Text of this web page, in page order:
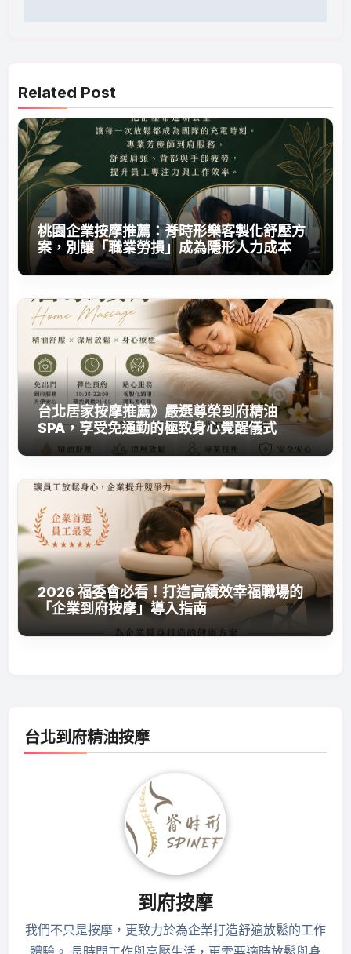
Related Post
桃園企業按摩推薦：脊時形樂客製化舒壓方
案，別讓「職業勞損」成為隱形人力成本
台北居家按摩推薦》嚴選尊榮到府精油
SPA，享受免通勤的極致身心覺醒儀式
2026 福委會必看！打造高績效幸福職場的
「企業到府按摩」導入指南
台北到府精油按摩
到府按摩
我們不只是按摩，更致力於為企業打造舒適放鬆的工作